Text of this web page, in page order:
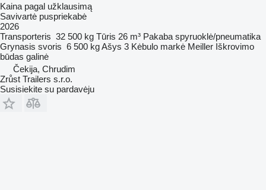
Kaina pagal užklausimą
Savivartė puspriekabė
2026
Transporteris 32 500 kg Tūris 26 m³ Pakaba spyruoklė/pneumatika
Grynasis svoris 6 500 kgAšys 3 Kėbulo markė Meiller Iškrovimo
būdas galinė
Čekija, Chrudim
Zrůst Trailers s.r.o.
Susisiekite su pardavėju